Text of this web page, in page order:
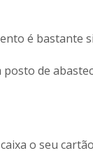
é bastante
posto de
o seu